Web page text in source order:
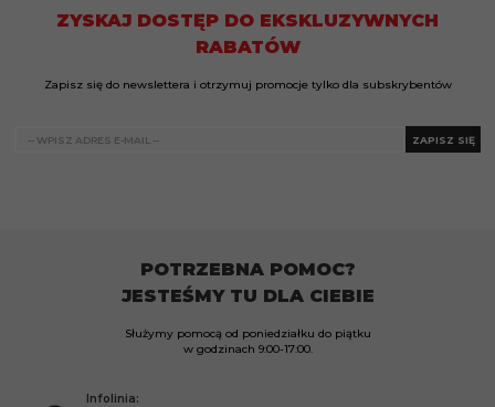
ZYSKAJ DOSTĘP DO EKSKLUZYWNYCH
RABATÓW
Zapisz się do newslettera i otrzymuj promocje tylko dla subskrybentów
ZAPISZ SIĘ
POTRZEBNA POMOC?
JESTEŚMY TU DLA CIEBIE
Służymy pomocą od poniedziałku do piątku
w godzinach 9:00-17:00.
Infolinia: